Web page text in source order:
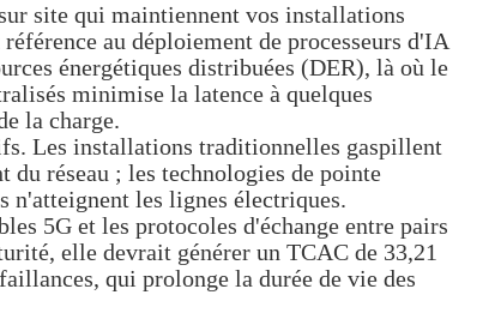
site qui maintiennent vos installations
au déploiement de processeurs d'IA
énergétiques distribuées (DER), là où le
minimise la latence à quelques
la charge.
Les installations traditionnelles gaspillent
du réseau ; les technologies de pointe
n'atteignent les lignes électriques.
5G et les protocoles d'échange entre pairs
elle devrait générer un TCAC de 33,21
qui prolonge la durée de vie des